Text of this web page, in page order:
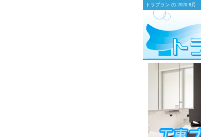
トラブラン の 2020 8月